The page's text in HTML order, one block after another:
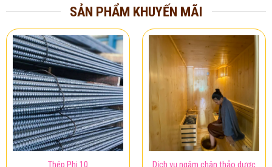
SẢN PHẨM KHUYẾN MÃI